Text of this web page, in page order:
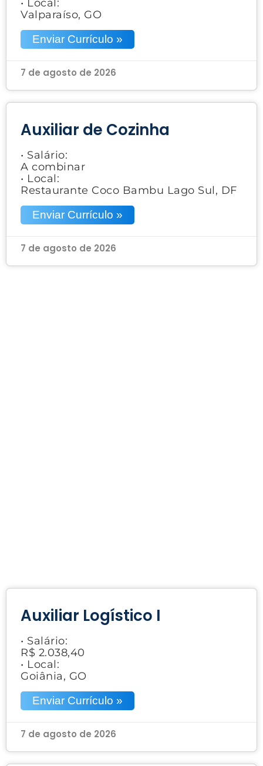
• Local:
Valparaíso, GO
Enviar Currículo »
7 de agosto de 2026
Auxiliar de Cozinha
• Salário:
A combinar
• Local:
Restaurante Coco Bambu Lago Sul, DF
Enviar Currículo »
7 de agosto de 2026
Auxiliar Logístico I
• Salário:
R$ 2.038,40
• Local:
Goiânia, GO
Enviar Currículo »
7 de agosto de 2026